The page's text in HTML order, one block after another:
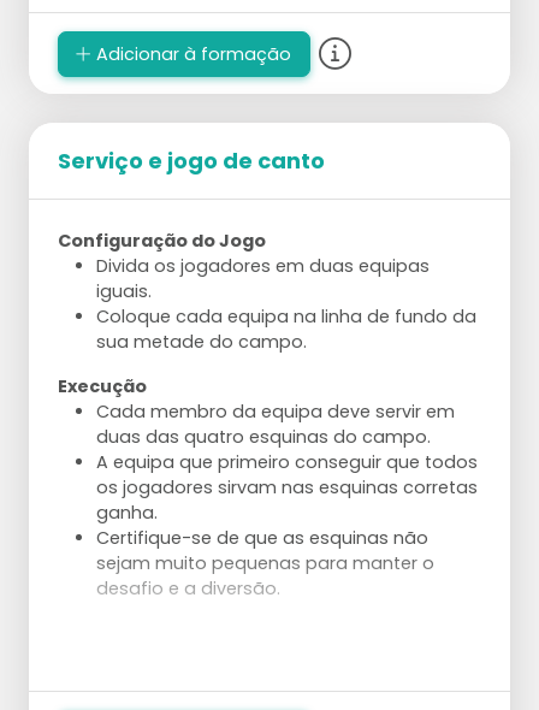
Vervolg
O treinador joga a bola de volta para o
passador, repita e receba ou jogue fora se
levantadores, o treinador saca.
Com 5 jogadores: 2 levantadores alternam.
Com 6 jogadores: divida em dois grupos e
use ambos os lados do campo.
Técnica
Trabalhe na técnica correta – gire em
direção ao poste antes de fazer o
levantamento.
Faça o levantamento em um movimento
dinâmico na linha do ombro do atacante.
Use uma perna de apoio em uma pequena
posição de lunge para iniciar o
levantamento.
Aanpassingen
Comece com um serviço muito fácil para
passes consistentes.
Aumente a pressão do passe com um
Adicionar à formação
Serviço e jogo de canto
Configuração do Jogo
Divida os jogadores em duas equipas
iguais.
Coloque cada equipa na linha de fundo da
sua metade do campo.
Execução
Cada membro da equipa deve servir em
duas das quatro esquinas do campo.
A equipa que primeiro conseguir que todos
os jogadores sirvam nas esquinas corretas
ganha.
Certifique-se de que as esquinas não
sejam muito pequenas para manter o
desafio e a diversão.